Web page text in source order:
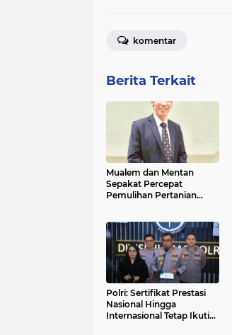
komentar
Berita Terkait
Mualem dan Mentan
Sepakat Percepat
Pemulihan Pertanian
Polri: Sertifikat Prestasi
Nasional Hingga
Internasional Tetap Ikuti